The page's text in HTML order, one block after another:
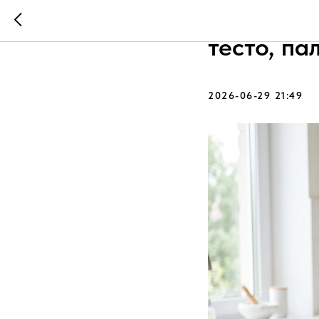
тесто,
2026-06-29 21:49